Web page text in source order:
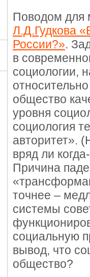
Поводом для
Л.Д.Гудкова
России?».
в
социологии,
общество
уровня
социология
авторитет».
вряд ли
Причина
точнее –
системы
социальную
вывод, что
общество?